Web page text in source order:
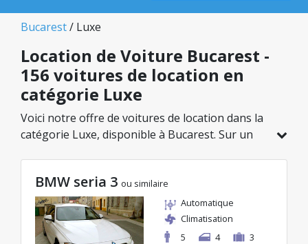
Bucarest/ Luxe
Location de Voiture Bucarest -
156 voitures de location en
catégorie Luxe
Voici notre offre de voitures de location dans la
catégorie Luxe, disponible à Bucarest. Sur un
sélectionnée, avec des tarifs avantageux
débutant à seulement 32€/jour.
BMW seria 3 ou similaire
Automatique
Climatisation
5
4 3